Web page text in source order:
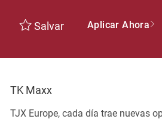
Salvar Aplicar Ahora
TK Maxx
TJX Europe, cada día trae nuevas